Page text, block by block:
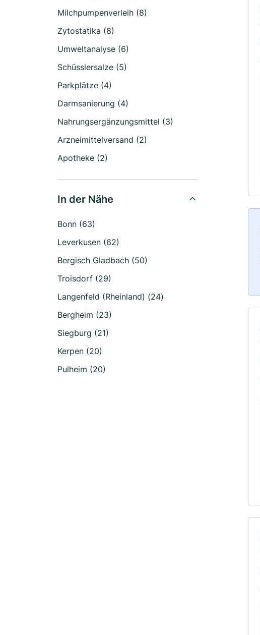
Milchpumpenverleih (8)
Zytostatika (8)
Umweltanalyse (6)
Schüsslersalze (5)
Parkplätze (4)
Darmsanierung (4)
Nahrungsergänzungsmittel (3)
Arzneimittelversand (2)
Apotheke (2)
In der Nähe
Bonn (63)
Leverkusen (62)
Bergisch Gladbach (50)
Troisdorf (29)
Langenfeld (Rheinland) (24)
Bergheim (23)
Siegburg (21)
Kerpen (20)
Pulheim (20)